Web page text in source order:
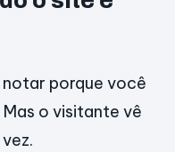
porque você
o visitante vê